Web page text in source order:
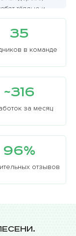
тёплые и
подвальных
таких как
водорода
35
в команде
~316
за месяц
96%
отзывов